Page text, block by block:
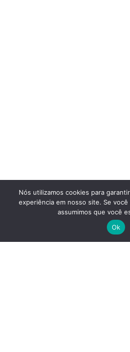
Nós utilizamos cookies para
experiência em nosso site. Se
assumimos que você
Ok